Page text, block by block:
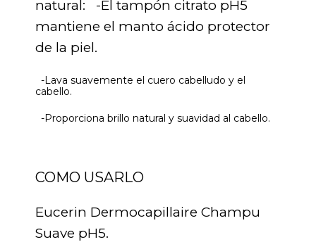
natural: -El tampón citrato pH5
mantiene el manto ácido protector
de la piel.
-Lava suavemente el cuero cabelludo y el
cabello.
-Proporciona brillo natural y suavidad al cabello.
COMO USARLO
Eucerin Dermocapillaire Champu
Suave pH5.